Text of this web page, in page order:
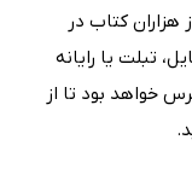
هزاران کتاب در
تبلت یا رایانه
خواهد بود تا از